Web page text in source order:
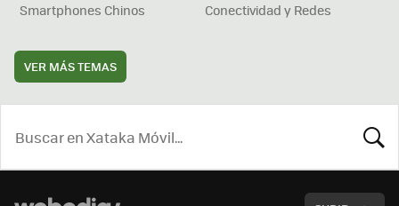
Smartphones Chinos
Conectividad y Redes
VER MÁS TEMAS